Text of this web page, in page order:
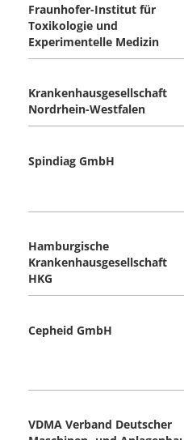
Fraunhofer-Institut für
Toxikologie und
Experimentelle Medizin
Krankenhausgesellschaft
Nordrhein-Westfalen
Spindiag GmbH
Hamburgische
Krankenhausgesellschaft
HKG
Cepheid GmbH
VDMA Verband Deutscher